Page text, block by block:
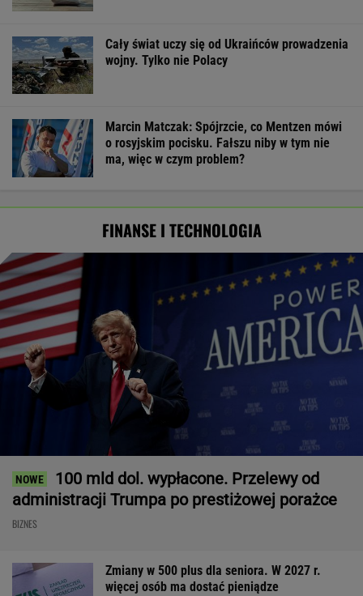
Cały świat uczy się od Ukraińców prowadzenia
wojny. Tylko nie Polacy
Marcin Matczak: Spójrzcie, co Mentzen mówi
o rosyjskim pocisku. Fałszu niby w tym nie
ma, więc w czym problem?
FINANSE I TECHNOLOGIA
100 mld dol. wypłacone. Przelewy od
administracji Trumpa po prestiżowej porażce
BIZNES
Zmiany w 500 plus dla seniora. W 2027 r.
więcej osób ma dostać pieniądze